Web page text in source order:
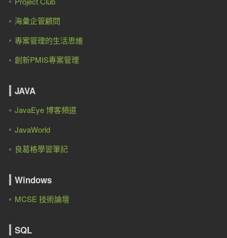
海彙企管顧問
專案管理的生活思維
創新PMIS專案管理
JAVA
JavaEye 博客頻道
JavaWorld
良葛格學習筆記
Windows
MCSE 技術論壇
SQL